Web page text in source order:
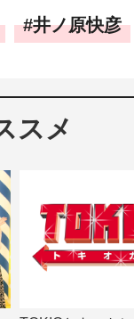
井ノ原快彦
スメ